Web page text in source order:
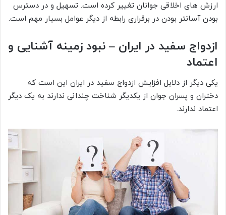
ارزش های اخلاقی جوانان تغییر کرده است. تسهیل و در دسترس
بودن آسانتر بودن در برقراری رابطه از دیگر عوامل بسیار مهم است.
ازدواج سفید در ایران – نبود زمینه آشنایی و
اعتماد
یکی دیگر از دلایل افزایش ازدواج سفید در ایران این است که
دختران و پسران جوان از یکدیگر شناخت چندانی ندارند به یک دیگر
اعتماد ندارند.